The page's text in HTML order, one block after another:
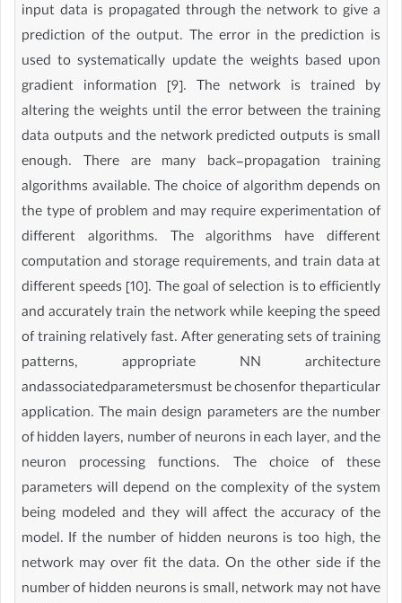
input data is propagated through the network to give a
prediction of the output. The error in the prediction is
used to systematically update the weights based upon
gradient information [9]. The network is trained by
altering the weights until the error between the training
data outputs and the network predicted outputs is small
enough. There are many back-propagation training
algorithms available. The choice of algorithm depends on
the type of problem and may require experimentation of
different algorithms. The algorithms have different
computation and storage requirements, and train data at
different speeds [10]. The goal of selection is to efficiently
and accurately train the network while keeping the speed
of training relatively fast. After generating sets of training
patterns, appropriate NN architecture
andassociatedparametersmust be chosenfor theparticular
application. The main design parameters are the number
of hidden layers, number of neurons in each layer, and the
neuron processing functions. The choice of these
parameters will depend on the complexity of the system
being modeled and they will affect the accuracy of the
model. If the number of hidden neurons is too high, the
network may over fit the data. On the other side if the
number of hidden neurons is small, network may not have